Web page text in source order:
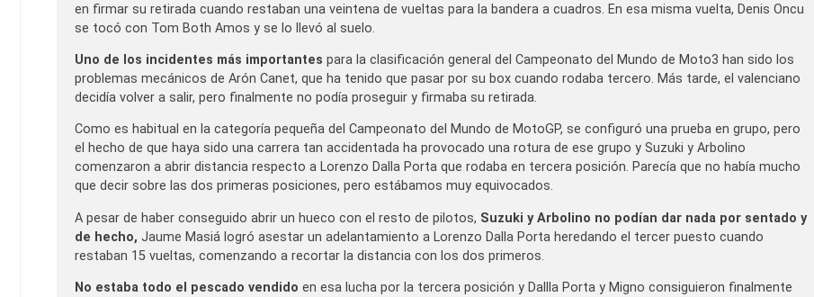
en firmar su retirada cuando restaban una veintena de vueltas para la bandera a cuadros. En esa misma vuelta, Denis Oncu
se tocó con Tom Both Amos y se lo llevó al suelo.
Uno de los incidentes más importantes para la clasificación general del Campeonato del Mundo de Moto3 han sido los
problemas mecánicos de Arón Canet, que ha tenido que pasar por su box cuando rodaba tercero. Más tarde, el valenciano
decidía volver a salir, pero finalmente no podía proseguir y firmaba su retirada.
Como es habitual en la categoría pequeña del Campeonato del Mundo de MotoGP, se configuró una prueba en grupo, pero
el hecho de que haya sido una carrera tan accidentada ha provocado una rotura de ese grupo y Suzuki y Arbolino
comenzaron a abrir distancia respecto a Lorenzo Dalla Porta que rodaba en tercera posición. Parecía que no había mucho
que decir sobre las dos primeras posiciones, pero estábamos muy equivocados.
A pesar de haber conseguido abrir un hueco con el resto de pilotos, Suzuki y Arbolino no podían dar nada por sentado y
de hecho, Jaume Masiá logró asestar un adelantamiento a Lorenzo Dalla Porta heredando el tercer puesto cuando
restaban 15 vueltas, comenzando a recortar la distancia con los dos primeros.
No estaba todo el pescado vendido en esa lucha por la tercera posición y Dallla Porta y Migno consiguieron finalmente